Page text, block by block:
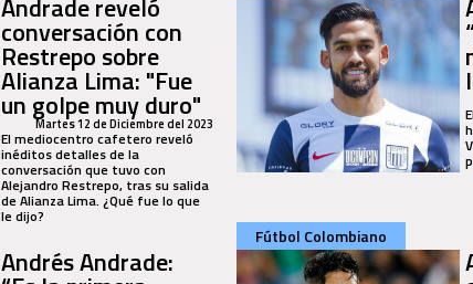
Andrade reveló
conversación con
Restrepo sobre
Alianza Lima: "Fue
un golpe muy duro"
Martes 12 de Diciembre del 2023
El mediocentro cafetero reveló
inéditos detalles de la
conversación que tuvo con
Alejandro Restrepo, tras su salida
de Alianza Lima. ¿Qué fue lo que
le dijo?
Andrés Andrade:
Fútbol Colombiano